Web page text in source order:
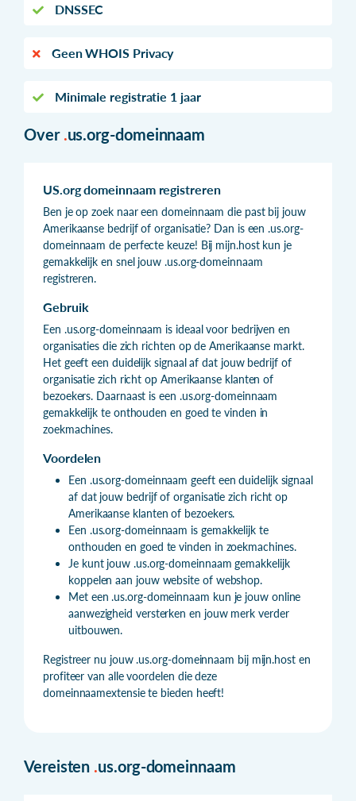
DNSSEC
Geen WHOIS Privacy
Minimale registratie 1 jaar
Over .us.org-domeinnaam
US.org domeinnaam registreren
Ben je op zoek naar een domeinnaam die past bij jouw
Amerikaanse bedrijf of organisatie? Dan is een .us.org-
domeinnaam de perfecte keuze! Bij mijn.host kun je
gemakkelijk en snel jouw .us.org-domeinnaam
registreren.
Gebruik
Een .us.org-domeinnaam is ideaal voor bedrijven en
organisaties die zich richten op de Amerikaanse markt.
Het geeft een duidelijk signaal af dat jouw bedrijf of
organisatie zich richt op Amerikaanse klanten of
bezoekers. Daarnaast is een .us.org-domeinnaam
gemakkelijk te onthouden en goed te vinden in
zoekmachines.
Voordelen
Een .us.org-domeinnaam geeft een duidelijk signaal
af dat jouw bedrijf of organisatie zich richt op
Amerikaanse klanten of bezoekers.
Een .us.org-domeinnaam is gemakkelijk te
onthouden en goed te vinden in zoekmachines.
Je kunt jouw .us.org-domeinnaam gemakkelijk
koppelen aan jouw website of webshop.
Met een .us.org-domeinnaam kun je jouw online
aanwezigheid versterken en jouw merk verder
uitbouwen.
Registreer nu jouw .us.org-domeinnaam bij mijn.host en
profiteer van alle voordelen die deze
domeinnaamextensie te bieden heeft!
Vereisten .us.org-domeinnaam